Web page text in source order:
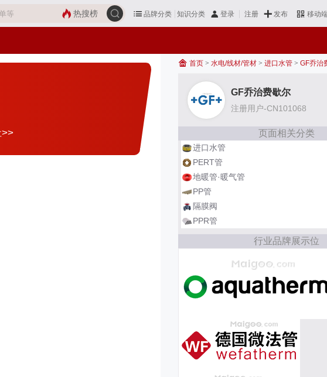
品牌分类 知识分类 登录 注册 发布 移动
热搜榜
首页 > 水电/线材/管材 > 进口水管 > GF乔治
GF乔治费歇尔
注册用户-CN101068
页面相关分类
进口水管
PERT管
地暖管·暖气管
PP管
隔膜阀
PPR管
行业品牌展示位